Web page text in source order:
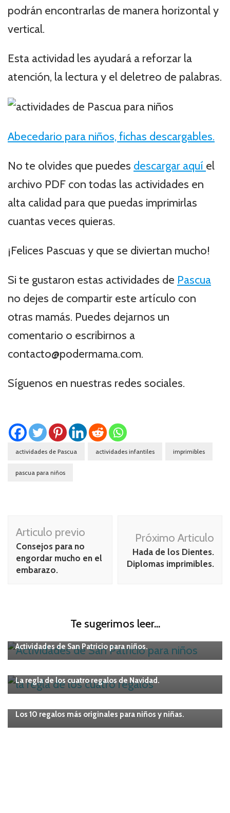
podrán encontrarlas de manera horizontal y
vertical.
Esta actividad les ayudará a reforzar la
atención, la lectura y el deletreo de palabras.
Abecedario para niños, fichas descargables.
No te olvides que puedes descargar aquí el
archivo PDF con todas las actividades en
alta calidad para que puedas imprimirlas
cuantas veces quieras.
¡Felices Pascuas y que se diviertan mucho!
Si te gustaron estas actividades de Pascua
no dejes de compartir este artículo con
otras mamás. Puedes dejarnos un
comentario o escribirnos a
contacto@podermama.com.
Síguenos en nuestras redes sociales.
actividades de Pascua actividades infantiles imprimibles
pascua para niños
Navegación
de
publicación
Articulo previo
Consejos para no
engordar mucho en el
embarazo.
Próximo Articulo
Hada de los Dientes.
Diplomas imprimibles.
Te sugerimos leer...
Niños
Actividades de San Patricio para niños.
La regla de los cuatro regalos de Navidad.
Los 10 regalos más originales para niños y niñas.